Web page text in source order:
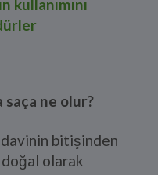
kullanımını
ne olur?
bitişinden
olarak